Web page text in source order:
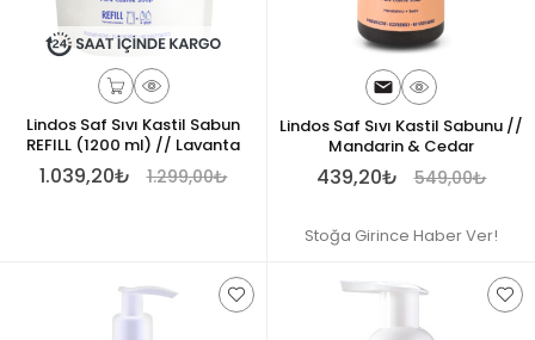
Lindos Saf Sıvı Kastil Sabun
REFILL (1200 ml) // Lavanta
1.039,20₺ 1.299,00₺
Lindos Saf Sıvı Kastil Sabunu //
Mandarin & Cedar
439,20₺ 549,00₺
Stoğa Girince Haber Ver!